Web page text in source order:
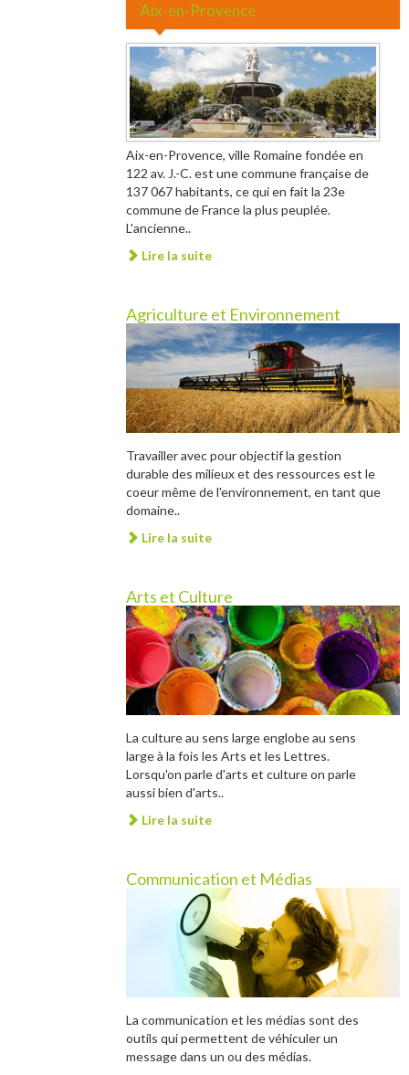
Aix-en-Provence
Aix-en-Provence, ville Romaine fondée en
122 av. J.-C. est une commune française de
137 067 habitants, ce qui en fait la 23e
commune de France la plus peuplée.
L'ancienne..
Lire la suite
Agriculture et Environnement
Travailler avec pour objectif la gestion
durable des milieux et des ressources est le
coeur même de l'environnement, en tant que
domaine..
Lire la suite
Arts et Culture
La culture au sens large englobe au sens
large à la fois les Arts et les Lettres.
Lorsqu'on parle d'arts et culture on parle
aussi bien d'arts..
Lire la suite
Communication et Médias
La communication et les médias sont des
outils qui permettent de véhiculer un
message dans un ou des médias.